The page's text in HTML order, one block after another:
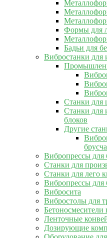
Формы для
Бадьи для
Вибростанки для
Станки для
Станки для
блоков
Другие
Вибропрессы для
Станки для
Станки для лего
Вибропрессы для
Вибросита
Вибростолы для
Бетоносмесители
Ленточные
Дозирующие